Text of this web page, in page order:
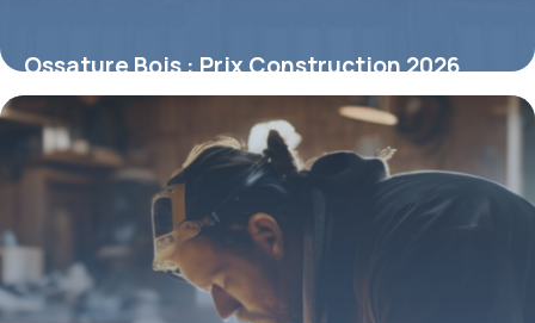
Ossature Bois : Prix Construction 2026
24 mai 2026